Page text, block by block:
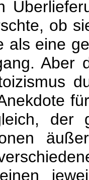
ob
als eine
Aber
der